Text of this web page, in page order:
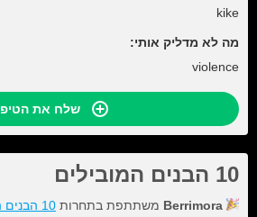
kike
מה לא מדליק אותי:
violence
שלח את הטיפ
10 הבנים המובילים
Berrimora משתתפת בתחרות 10 הבנים המובילים